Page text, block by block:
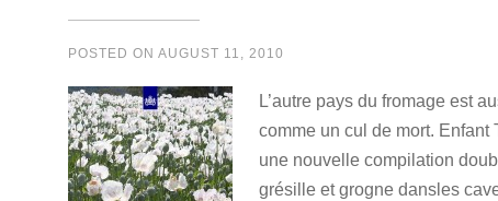
POSTED ON AUGUST 11, 2010
L’autre pays du fromage est
comme un cul de mort.
une nouvelle compilation
grésille et grogne dansles